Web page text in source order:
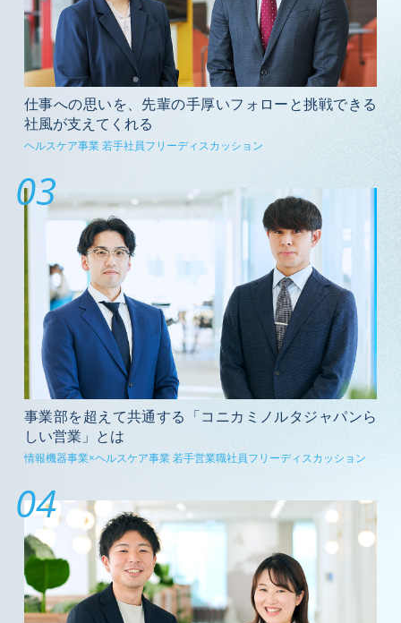
仕事への思いを、先輩の⼿厚いフォローと挑戦できる
社⾵が⽀えてくれる
ヘルスケア事業 若⼿社員フリーディスカッション
03
事業部を超えて共通する「コニカミノルタジャパンら
しい営業」とは
情報機器事業×ヘルスケア事業 若⼿営業職社員フリーディスカッション
04